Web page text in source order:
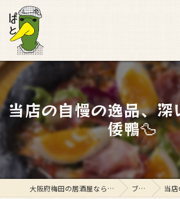
当店の自慢の逸品、深
倭鴨🦆
大阪府梅田の居酒屋ならスタンド ぱと ブログ 当店の